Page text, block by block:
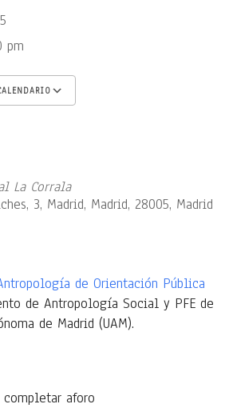
pm
La Corrala
3, Madrid, Madrid, 28005, Madrid
de Orientación Pública
de Antropología Social y PFE de
de Madrid (UAM).
aforo